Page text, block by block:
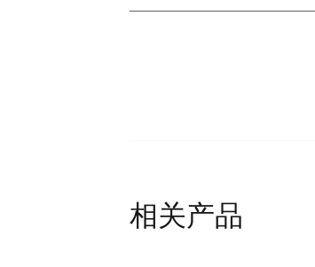
相关产品